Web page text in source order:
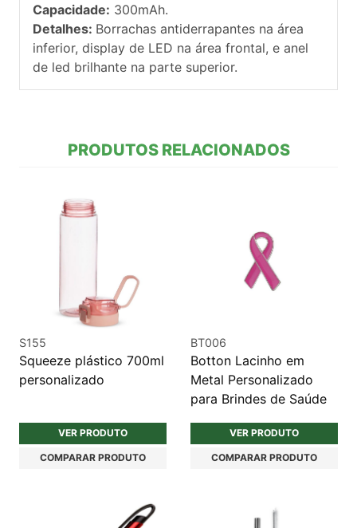
Capacidade: 300mAh.
Detalhes: Borrachas antiderrapantes na área
inferior, display de LED na área frontal, e anel
de led brilhante na parte superior.
PRODUTOS RELACIONADOS
S155
Squeeze plástico 700ml
personalizado
VER PRODUTO
COMPARAR PRODUTO
BT006
Botton Lacinho em
Metal Personalizado
para Brindes de Saúde
VER PRODUTO
COMPARAR PRODUTO